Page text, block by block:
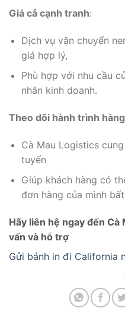
Giá cả cạnh tranh:
Dịch vụ vận chuyển
giá hợp lý,
Phù hợp với nhu cầu
nhân kinh doanh.
Theo dõi hành trình
Cà Mau Logistics
tuyến
Giúp khách hàng có
đơn hàng của mình
Hãy liên hệ ngay đến
vấn và hỗ trợ
Gửi bánh in đi California